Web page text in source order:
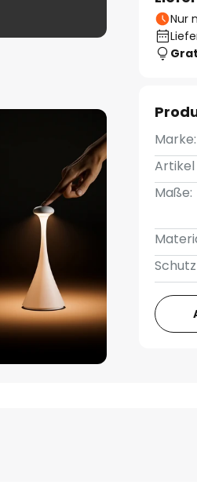
Nur
Marke:
Artikel
Maße: